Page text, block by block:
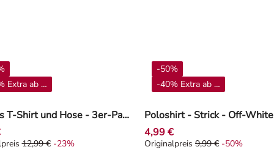
Set aus T-Shirt und Hose - 3er-Pack - Beige
Extra ab 4**
12,99 €, Rabat -23%
12,99 € -23%
Poloshirt - Strick - Off-White
-50%
-40% Extra ab 4**
4,99 €
Originalpreis 9,99 €, Rabat -50%
Originalpreis 9,99 € -50%